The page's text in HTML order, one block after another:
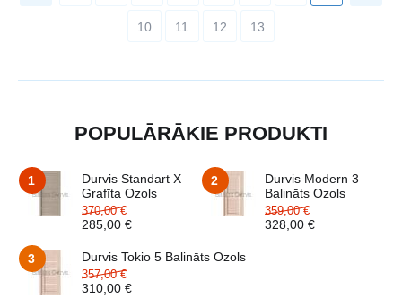
10 11 12 13
POPULĀRĀKIE PRODUKTI
1
Durvis Standart X
Grafīta Ozols
370,00 €
285,00 €
2
Durvis Modern 3
Balināts Ozols
359,00 €
328,00 €
3 Durvis Tokio 5 Balināts Ozols
357,00 €
310,00 €